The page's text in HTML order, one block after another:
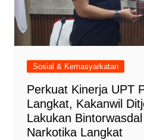
Sosial & Kemasyarkatan
Perkuat Kinerja UPT
Langkat, Kakanwil
Lakukan
Narkotika Langkat